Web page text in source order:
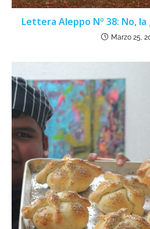
Lettera Aleppo Nº 38: No,
Marzo 25,